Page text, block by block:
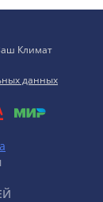
Климат
данных